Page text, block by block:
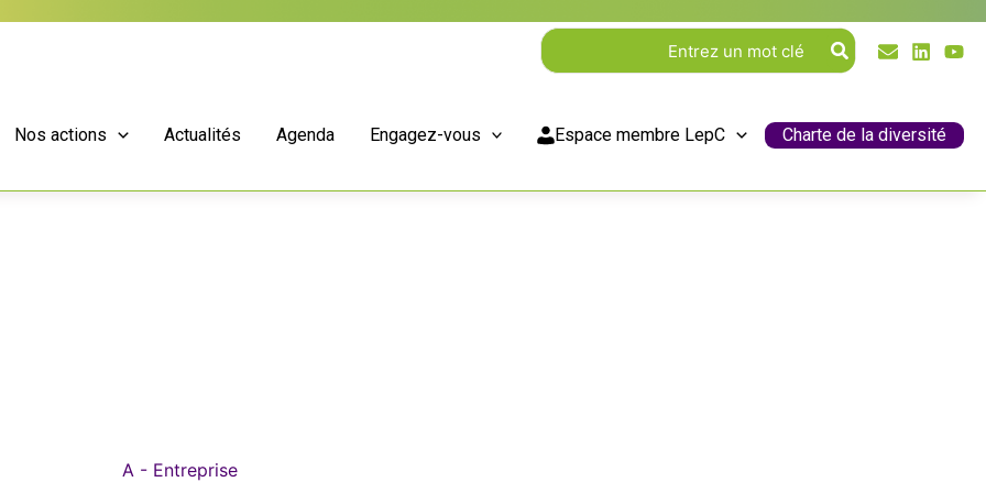
Rechercher:
Nos actions Actualités Agenda Engagez-vous Espace membre LepC Charte de la diversité
A - Entreprise